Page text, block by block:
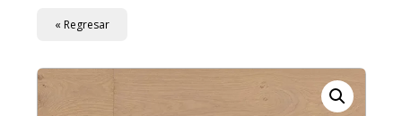
« Regresar